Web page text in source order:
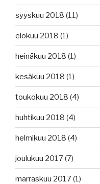
syyskuu 2018 (11)
elokuu 2018 (1)
heinäkuu 2018 (1)
kesäkuu 2018 (1)
toukokuu 2018 (4)
huhtikuu 2018 (4)
helmikuu 2018 (4)
joulukuu 2017(7)
marraskuu 2017(1)